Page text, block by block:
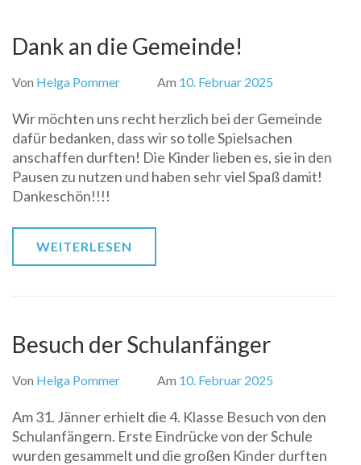
Dank an die Gemeinde!
Von Helga Pommer Am 10. Februar 2025
Wir möchten uns recht herzlich bei der Gemeinde
dafür bedanken, dass wir so tolle Spielsachen
anschaffen durften! Die Kinder lieben es, sie in den
Pausen zu nutzen und haben sehr viel Spaß damit!
Dankeschön!!!!
WEITERLESEN
Besuch der Schulanfänger
Von Helga Pommer Am 10. Februar 2025
Am 31. Jänner erhielt die 4. Klasse Besuch von den
Schulanfängern. Erste Eindrücke von der Schule
wurden gesammelt und die großen Kinder durften